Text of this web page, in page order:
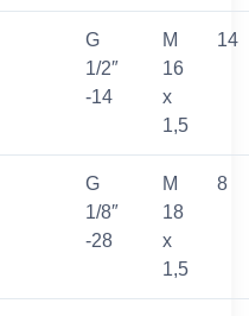
G
1/2″
-14
M
16
x
1,5
14
G
1/8″
-28
M
18
x
1,5
8